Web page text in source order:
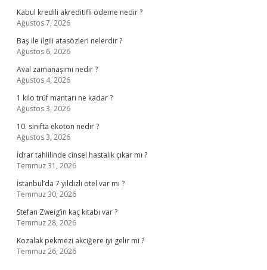
Kabul kredili akreditifli ödeme nedir ?
Ağustos 7, 2026
Baş ile ilgili atasözleri nelerdir ?
Ağustos 6, 2026
Aval zamanaşımı nedir ?
Ağustos 4, 2026
1 kilo trüf mantarı ne kadar ?
Ağustos 3, 2026
10. sınıfta ekoton nedir ?
Ağustos 3, 2026
İdrar tahlilinde cinsel hastalık çıkar mı ?
Temmuz 31, 2026
İstanbul’da 7 yıldızlı otel var mı ?
Temmuz 30, 2026
Stefan Zweig’in kaç kitabı var ?
Temmuz 28, 2026
Kozalak pekmezi akciğere iyi gelir mi ?
Temmuz 26, 2026